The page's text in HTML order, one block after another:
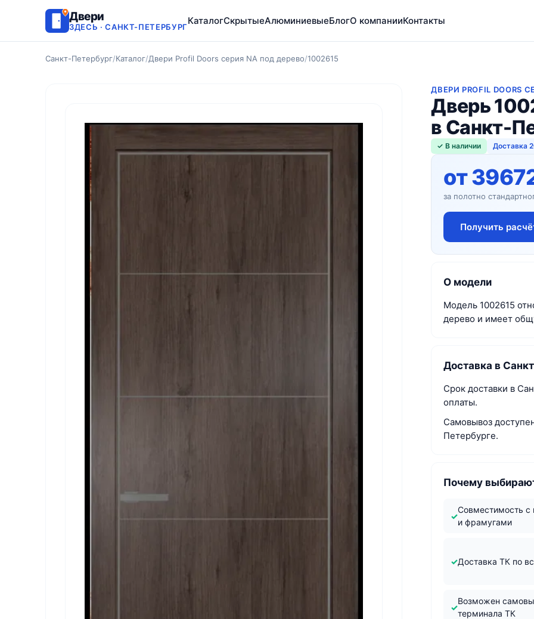
Двери
ЗДЕСЬ · САНКТ-ПЕТЕРБУРГ
КаталогСкрытыеАлюминиевыеБлогО компанииКонтакты
Санкт-Петербург/Каталог/Двери Profil Doors серия NA под дерево/1002615
ДВЕРИ PROFIL DOORS
Дверь
в Санкт-
✓ В наличии Доставка
от
за полотно
Получить
О модели
Модель 1002615
дерево и имеет
Доставка в
Срок доставки в
оплаты.
Самовывоз
Петербурге.
Почему
Совместимость с
и фрамугами
Доставка ТК по
Возможен
терминала ТК